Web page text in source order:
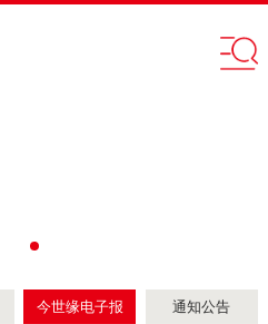
今世缘电子报 通知公告